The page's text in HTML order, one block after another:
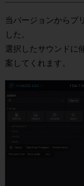
当バージョンからプ
した。
選択したサウンドに
案してくれます。